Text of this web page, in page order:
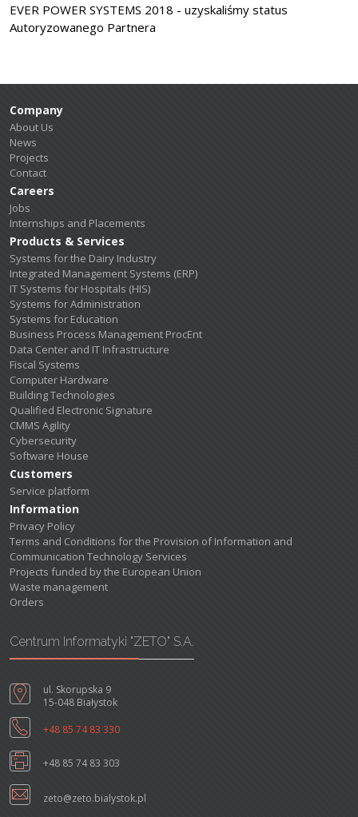
EVER POWER SYSTEMS 2018 - uzyskaliśmy status
Autoryzowanego Partnera
Company
About Us
News
Projects
Contact
Careers
Jobs
Internships and Placements
Products & Services
Systems for the Dairy Industry
Integrated Management Systems (ERP)
IT Systems for Hospitals (HIS)
Systems for Administration
Systems for Education
Business Process Management ProcEnt
Data Center and IT Infrastructure
Fiscal Systems
Computer Hardware
Building Technologies
Qualified Electronic Signature
CMMS Agility
Cybersecurity
Software House
Customers
Service platform
Information
Privacy Policy
Terms and Conditions for the Provision of Information and
Communication Technology Services
Projects funded by the European Union
Waste management
Orders
Centrum Informatyki "ZETO" S.A.
ul. Skorupska 9
15-048 Białystok
+48 85 74 83 330
+48 85 74 83 303
zeto@zeto.bialystok.pl